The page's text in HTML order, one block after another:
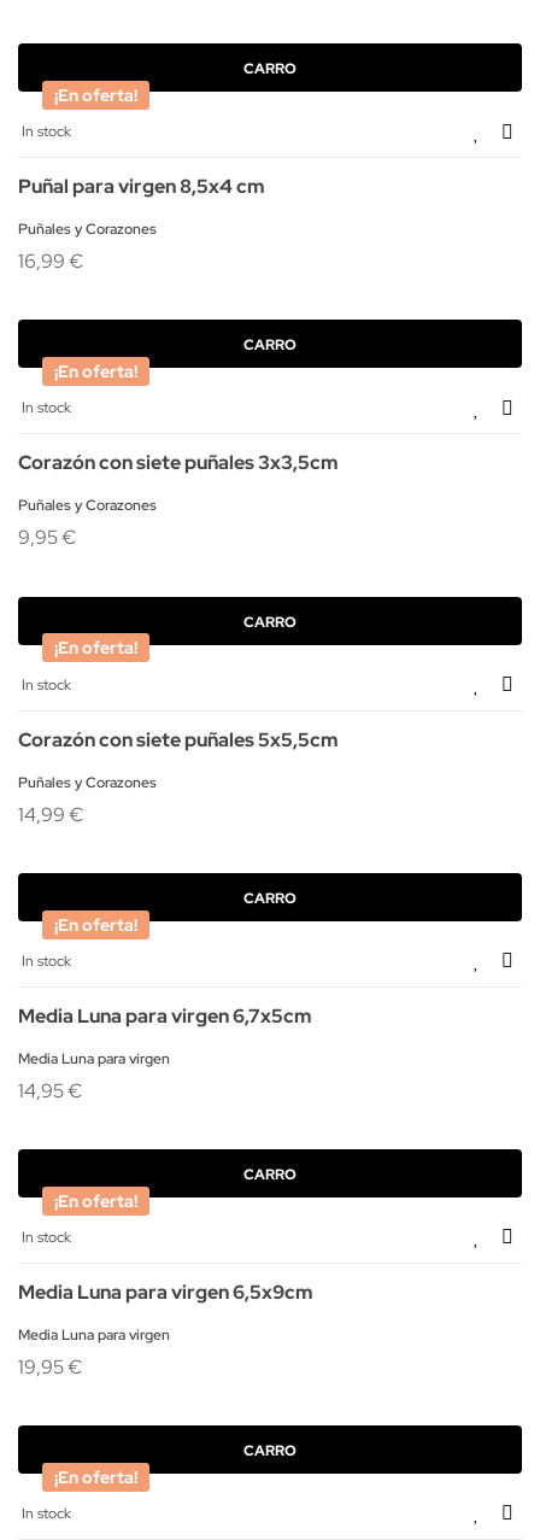
¡En oferta!
CARRO
In stock
Puñal para virgen 8,5x4 cm
Puñales y Corazones
16,99 €
¡En oferta!
CARRO
In stock
Corazón con siete puñales 3x3,5cm
Puñales y Corazones
9,95 €
¡En oferta!
CARRO
In stock
Corazón con siete puñales 5x5,5cm
Puñales y Corazones
14,99 €
¡En oferta!
CARRO
In stock
Media Luna para virgen 6,7x5cm
Media Luna para virgen
14,95 €
¡En oferta!
CARRO
In stock
Media Luna para virgen 6,5x9cm
Media Luna para virgen
19,95 €
¡En oferta!
CARRO
In stock